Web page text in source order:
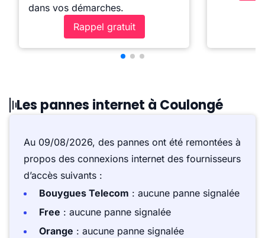
dans vos démarches.
Rappel gratuit
Les pannes internet à Coulongé
Au 09/08/2026, des pannes ont été remontées à
propos des connexions internet des fournisseurs
d’accès suivants :
Bouygues Telecom : aucune panne signalée
Free : aucune panne signalée
Orange : aucune panne signalée